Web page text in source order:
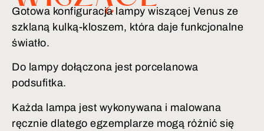
Gotowa konfiguracja lampy wiszącej Venus ze
szklaną kulką-kloszem, która daje funkcjonalne
światło.
Do lampy dołączona jest porcelanowa
podsufitka.
Każda lampa jest wykonywana i malowana
ręcznie dlatego egzemplarze mogą różnić się